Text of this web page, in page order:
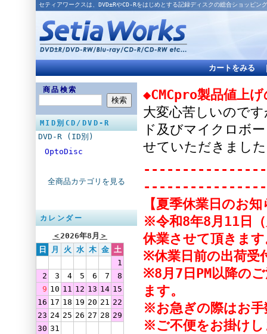
セティアワークスは、DVD±RやCD-Rをはじめとする記録ディスクの総合ショッピン
カートをみる
商品検索
MID別CD/DVD-R
DVD-R (ID別)
OptoDisc
全商品カテゴリを見る
カレンダー
＜2026年8月 ＞
日
月 火 水 木 金 土
1
2
3 4 5 6 7
8
9 10 11 12 13 14 15
16 17 18 19 20 21 22
23 24 25 26 27 28 29
30 31
◆CMCpro製品値上
大変心苦しいので
ド及びマイクロボ
せていただきまし
【夏季休業日のお
※令和8年8月11日
休業させて頂きま
※休業日前の出荷受
※8月7日PM以降の
ます。
※お急ぎの際はお
※ご不便をお掛けし